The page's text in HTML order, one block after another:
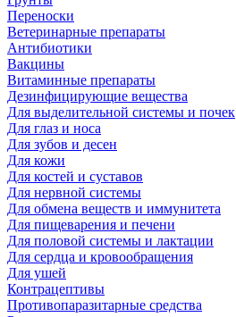
Переноски
Ветеринарные препараты
Антибиотики
Вакцины
Витаминные препараты
Дезинфицирующие вещества
Для выделительной системы и почек
Для глаз и носа
Для зубов и десен
Для кожи
Для костей и суставов
Для нервной системы
Для обмена веществ и иммунитета
Для пищеварения и печени
Для половой системы и лактации
Для сердца и кровообращения
Для ушей
Контрацептивы
Противопаразитарные средства